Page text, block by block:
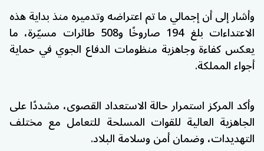
وأشار إلى أن إجمالي ما تم اعتراضه وتدميره منذ بداية هذه
الاعتداءات بلغ 194 صاروخًا و508 طائرات مسيّرة، ما
يعكس كفاءة وجاهزية منظومات الدفاع الجوي في حماية
أجواء المملكة.
وأكد المركز استمرار حالة الاستعداد القصوى، مشددًا على
الجاهزية العالية للقوات المسلحة للتعامل مع مختلف
التهديدات، وضمان أمن وسلامة البلاد.